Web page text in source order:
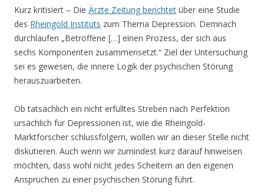
Kurz kritisiert – Die Ärzte Zeitung berichtet über eine Studie
des Rheingold Instituts zum Thema Depression. Demnach
durchlaufen „Betroffene […] einen Prozess, der sich aus
sechs Komponenten zusammensetzt.“ Ziel der Untersuchung
sei es gewesen, die innere Logik der psychischen Störung
herauszuarbeiten.
Ob tatsächlich ein nicht erfülltes Streben nach Perfektion
ursächlich für Depressionen ist, wie die Rheingold-
Marktforscher schlussfolgern, wollen wir an dieser Stelle nicht
diskutieren. Auch wenn wir zumindest kurz darauf hinweisen
möchten, dass wohl nicht jedes Scheitern an den eigenen
Ansprüchen zu einer psychischen Störung führt.